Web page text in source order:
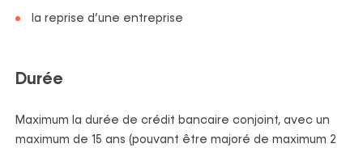
la reprise d’une entreprise
Durée
Maximum la durée de crédit bancaire conjoint, avec un
maximum de 15 ans (pouvant être majoré de maximum 2